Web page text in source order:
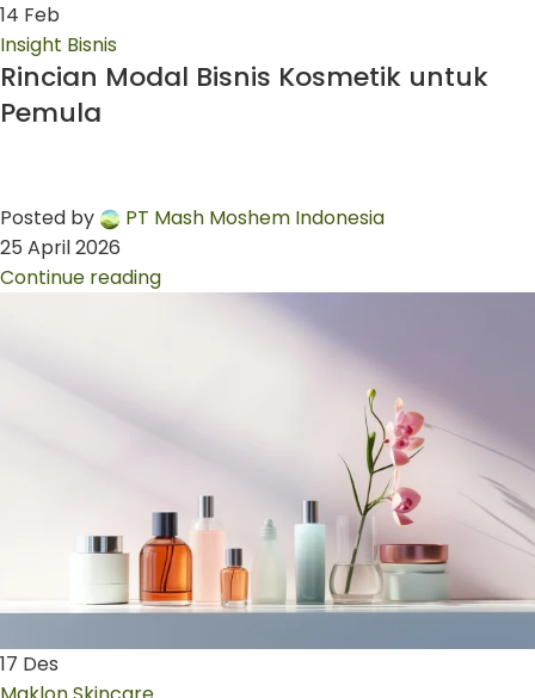
14 Feb
Insight Bisnis
Rincian Modal Bisnis Kosmetik untuk
Pemula
Posted by
PT Mash Moshem Indonesia
25 April 2026
Continue reading
17 Des